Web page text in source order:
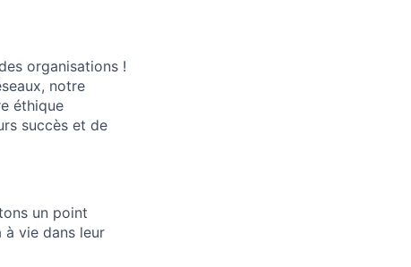
organisations !
notre
éthique
succès et de
un point
à vie dans leur